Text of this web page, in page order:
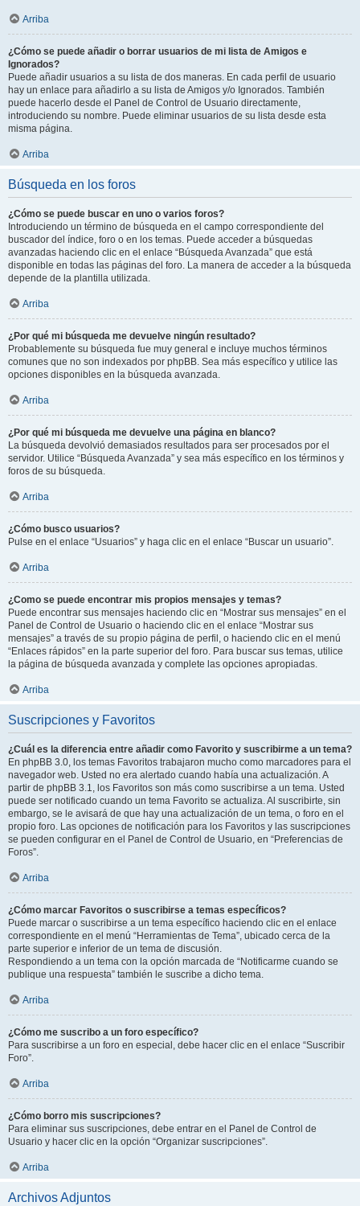
Arriba
¿Cómo se puede añadir o borrar usuarios de mi lista de Amigos e
Ignorados?
Puede añadir usuarios a su lista de dos maneras. En cada perfil de usuario
hay un enlace para añadirlo a su lista de Amigos y/o Ignorados. También
puede hacerlo desde el Panel de Control de Usuario directamente,
introduciendo su nombre. Puede eliminar usuarios de su lista desde esta
misma página.
Arriba
Búsqueda en los foros
¿Cómo se puede buscar en uno o varios foros?
Introduciendo un término de búsqueda en el campo correspondiente del
buscador del índice, foro o en los temas. Puede acceder a búsquedas
avanzadas haciendo clic en el enlace “Búsqueda Avanzada” que está
disponible en todas las páginas del foro. La manera de acceder a la búsqueda
depende de la plantilla utilizada.
Arriba
¿Por qué mi búsqueda me devuelve ningún resultado?
Probablemente su búsqueda fue muy general e incluye muchos términos
comunes que no son indexados por phpBB. Sea más específico y utilice las
opciones disponibles en la búsqueda avanzada.
Arriba
¿Por qué mi búsqueda me devuelve una página en blanco?
La búsqueda devolvió demasiados resultados para ser procesados por el
servidor. Utilice “Búsqueda Avanzada” y sea más específico en los términos y
foros de su búsqueda.
Arriba
¿Cómo busco usuarios?
Pulse en el enlace “Usuarios” y haga clic en el enlace “Buscar un usuario”.
Arriba
¿Como se puede encontrar mis propios mensajes y temas?
Puede encontrar sus mensajes haciendo clic en “Mostrar sus mensajes” en el
Panel de Control de Usuario o haciendo clic en el enlace “Mostrar sus
mensajes” a través de su propio página de perfil, o haciendo clic en el menú
“Enlaces rápidos” en la parte superior del foro. Para buscar sus temas, utilice
la página de búsqueda avanzada y complete las opciones apropiadas.
Arriba
Suscripciones y Favoritos
¿Cuál es la diferencia entre añadir como Favorito y suscribirme a un tema?
En phpBB 3.0, los temas Favoritos trabajaron mucho como marcadores para el
navegador web. Usted no era alertado cuando había una actualización. A
partir de phpBB 3.1, los Favoritos son más como suscribirse a un tema. Usted
puede ser notificado cuando un tema Favorito se actualiza. Al suscribirte, sin
embargo, se le avisará de que hay una actualización de un tema, o foro en el
propio foro. Las opciones de notificación para los Favoritos y las suscripciones
se pueden configurar en el Panel de Control de Usuario, en “Preferencias de
Foros”.
Arriba
¿Cómo marcar Favoritos o suscribirse a temas específicos?
Puede marcar o suscribirse a un tema específico haciendo clic en el enlace
correspondiente en el menú “Herramientas de Tema”, ubicado cerca de la
parte superior e inferior de un tema de discusión.
Respondiendo a un tema con la opción marcada de “Notificarme cuando se
publique una respuesta” también le suscribe a dicho tema.
Arriba
¿Cómo me suscribo a un foro específico?
Para suscribirse a un foro en especial, debe hacer clic en el enlace “Suscribir
Foro”.
Arriba
¿Cómo borro mis suscripciones?
Para eliminar sus suscripciones, debe entrar en el Panel de Control de
Usuario y hacer clic en la opción “Organizar suscripciones”.
Arriba
Archivos Adjuntos